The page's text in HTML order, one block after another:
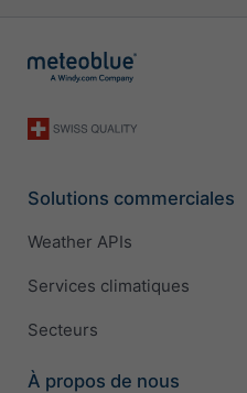
Solutions commerciales
Weather APIs
Services climatiques
Secteurs
À propos de nous